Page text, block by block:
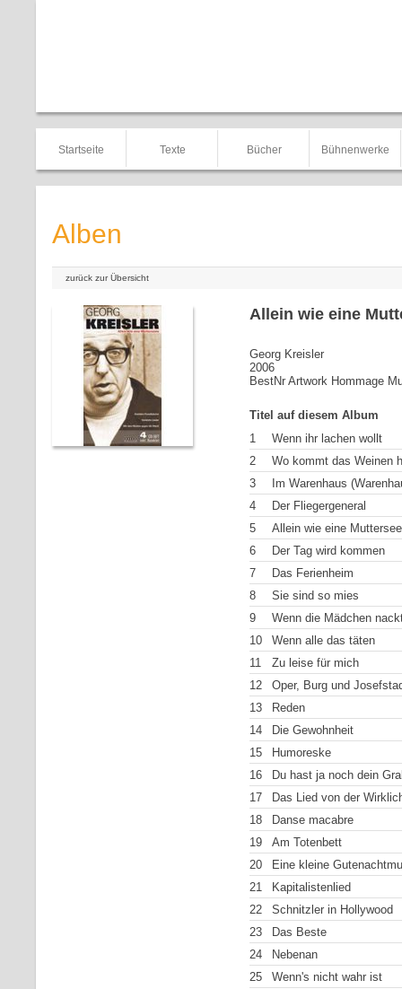
Startseite Texte Bücher Bühnenwerke
Alben
zurück zur Übersicht
Allein wie eine
Georg Kreisler
2006
BestNr Artwork Hommage
Titel auf diesem Album
1
Wenn ihr lachen wollt
2
Wo kommt das Weinen
3
Im Warenhaus
4
Der Fliegergeneral
5
Allein wie eine
6
Der Tag wird kommen
7
Das Ferienheim
8
Sie sind so mies
9
Wenn die Mädchen
10
Wenn alle das täten
11
Zu leise für mich
12
Oper, Burg und
13
Reden
14
Die Gewohnheit
15
Humoreske
16
Du hast ja noch dein
17
Das Lied von der
18
Danse macabre
19
Am Totenbett
20
Eine kleine
21
Kapitalistenlied
22
Schnitzler in Hollywood
23
Das Beste
24
Nebenan
25
Wenn's nicht wahr ist